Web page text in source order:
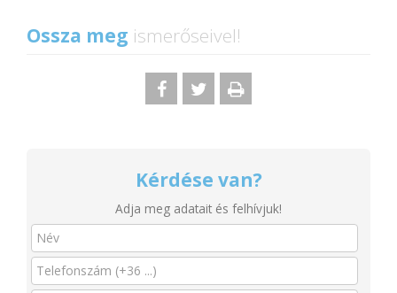
Ossza meg ismerőseivel!
Kérdése van?
Adja meg adatait és felhívjuk!